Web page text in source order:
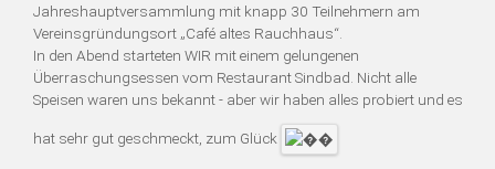
Jahreshauptversammlung mit knapp 30 Teilnehmern am
Vereinsgründungsort „Café altes Rauchhaus“.
In den Abend starteten WIR mit einem gelungenen
Überraschungsessen vom Restaurant Sindbad. Nicht alle
Speisen waren uns bekannt - aber wir haben alles probiert und es
hat sehr gut geschmeckt, zum Glück